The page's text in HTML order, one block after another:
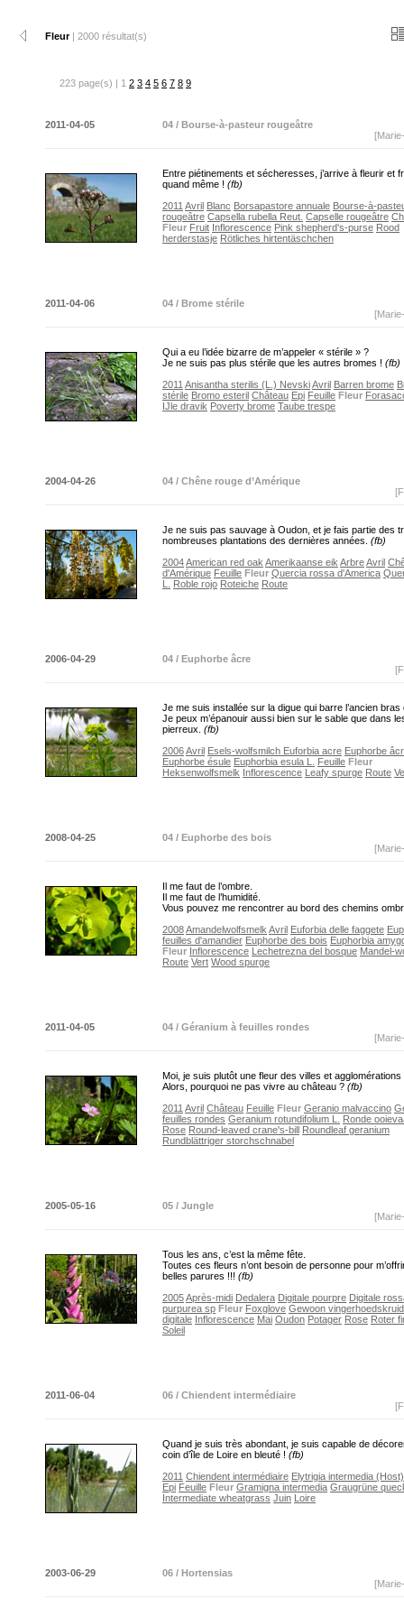
Fleur| 2000 résultat(s)
223 page(s) | 1 2 3 4 5 6 7 8 9
2011-04-05
04 / Bourse-à-pasteur rougeâtre
Entre piétinements et sécheresses, j’arrive à fleurir et
quand même ! (fb)
2011 Avril Blanc Borsapastore annuale Bourse-à-
rougeâtre Capsella rubella Reut. Capselle rougeâtre
Fleur Fruit Inflorescence Pink shepherd's-purse Rood
herderstasje Rötliches hirtentäschchen
2011-04-06
04 / Brome stérile
Qui a eu l’idée bizarre de m’appeler « stérile » ?
Je ne suis pas plus stérile que les autres bromes ! (fb)
2011 Anisantha sterilis (L.) NevskiAvril Barren brome
stérile Bromo esteril Château Epi Feuille Fleur
IJle dravik Poverty brome Taube trespe
2004-04-26
04 / Chêne rouge d’Amérique
Je ne suis pas sauvage à Oudon, et je fais partie des
nombreuses plantations des dernières années. (fb)
2004American red oak Amerikaanse eik ArbreAvril
d'Amérique Feuille Fleur Quercia rossa d'America
L.
Roble rojo Roteiche Route
2006-04-29
04 / Euphorbe âcre
Je me suis installée sur la digue qui barre l’ancien bras
Je peux m’épanouir aussi bien sur le sable que dans
pierreux. (fb)
2006Avril Esels-wolfsmilch Euforbia acre Euphorbe
Euphorbe ésule Euphorbia esula L. Feuille Fleur
Heksenwolfsmelk Inflorescence Leafy spurge Route
2008-04-25
04 / Euphorbe des bois
Il me faut de l’ombre.
Il me faut de l’humidité.
Vous pouvez me rencontrer au bord des chemins
2008Amandelwolfsmelk Avril Euforbia delle faggete
feuilles d'amandier Euphorbe des bois Euphorbia
Fleur Inflorescence Lechetrezna del bosque Mandel-
Route Vert Wood spurge
2011-04-05
04 / Géranium à feuilles rondes
Moi, je suis plutôt une fleur des villes et agglomérations
Alors, pourquoi ne pas vivre au château ? (fb)
2011 Avril Château Feuille Fleur Geranio malvaccino
feuilles rondes Geranium rotundifolium L.
Ronde
Rose Round-leaved crane's-bill Roundleaf geranium
Rundblättriger storchschnabel
2005-05-16
05 / Jungle
Tous les ans, c’est la même fête.
Toutes ces fleurs n’ont besoin de personne pour
belles parures !!! (fb)
2005Après-midi Dedalera Digitale pourpre Digitale
purpurea sp Fleur Foxglove Gewoon vingerhoedskruid
digitale Inflorescence Mai Oudon Potager Rose Roter
Soleil
2011-06-04
06 / Chiendent intermédiaire
Quand je suis très abondant, je suis capable de
coin d’île de Loire en bleuté ! (fb)
2011 Chiendent intermédiaire Elytrigia intermedia
Epi Feuille Fleur Gramigna intermedia Graugrüne
Intermediate wheatgrass Juin Loire
2003-06-29
06 / Hortensias